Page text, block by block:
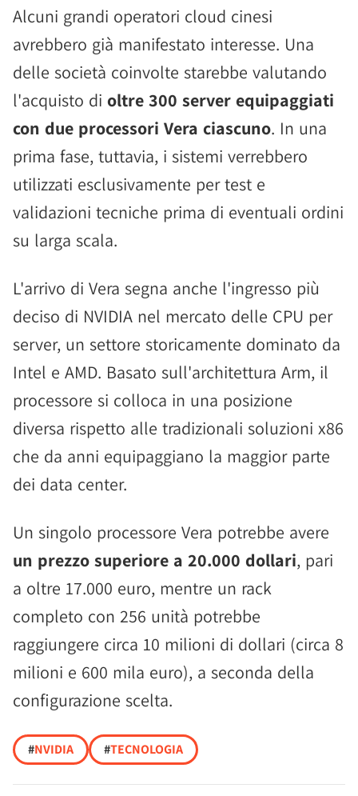
Alcuni grandi operatori cloud cinesi
avrebbero già manifestato interesse. Una
delle società coinvolte starebbe valutando
l'acquisto di oltre 300 server equipaggiati
con due processori Vera ciascuno. In una
prima fase, tuttavia, i sistemi verrebbero
utilizzati esclusivamente per test e
validazioni tecniche prima di eventuali ordini
su larga scala.
L'arrivo di Vera segna anche l'ingresso più
deciso di NVIDIA nel mercato delle CPU per
server, un settore storicamente dominato da
Intel e AMD. Basato sull'architettura Arm, il
processore si colloca in una posizione
diversa rispetto alle tradizionali soluzioni x86
che da anni equipaggiano la maggior parte
dei data center.
Un singolo processore Vera potrebbe avere
un prezzo superiore a 20.000 dollari, pari
a oltre 17.000 euro, mentre un rack
completo con 256 unità potrebbe
raggiungere circa 10 milioni di dollari (circa 8
milioni e 600 mila euro), a seconda della
configurazione scelta.
#NVIDIA #TECNOLOGIA